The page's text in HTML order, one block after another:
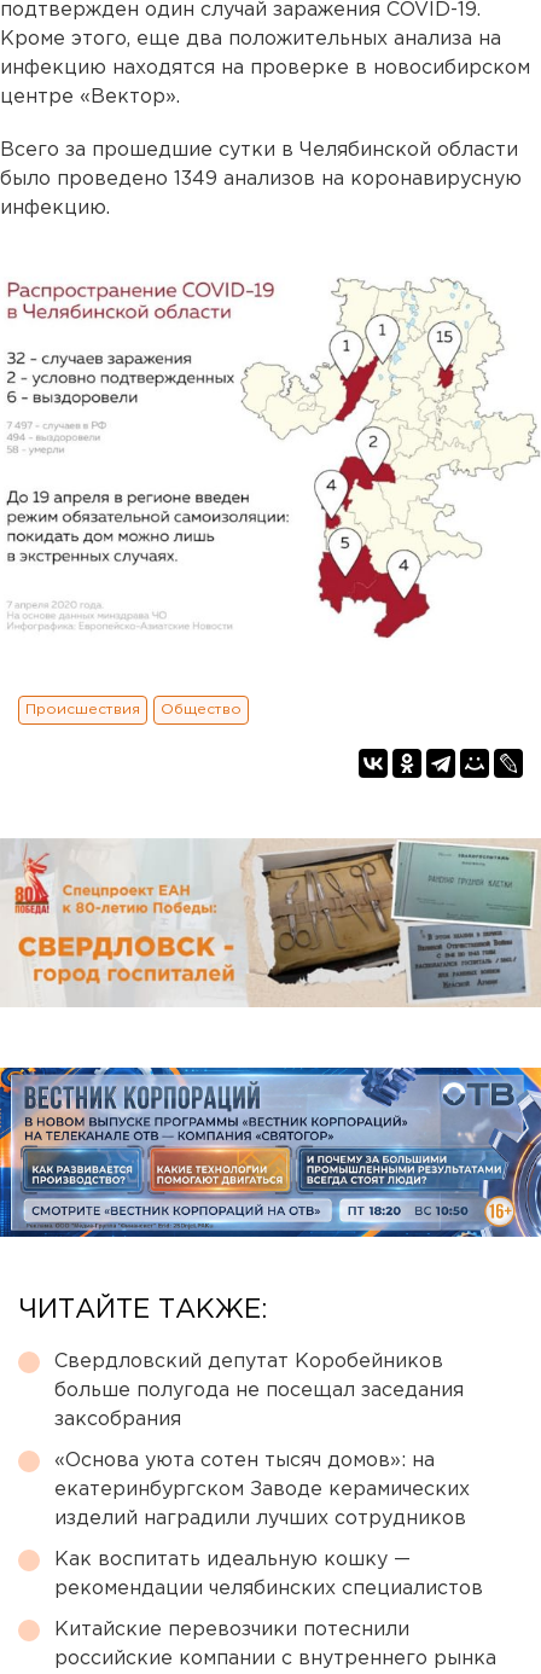
подтвержден один случай заражения COVID-19.
Кроме этого, еще два положительных анализа на
инфекцию находятся на проверке в новосибирском
центре «Вектор».
Всего за прошедшие сутки в Челябинской области
было проведено 1349 анализов на коронавирусную
инфекцию.
Происшествия Общество
ЧИТАЙТЕ ТАКЖЕ:
Свердловский депутат Коробейников
больше полугода не посещал заседания
заксобрания
«Основа уюта сотен тысяч домов»: на
екатеринбургском Заводе керамических
изделий наградили лучших сотрудников
Как воспитать идеальную кошку —
рекомендации челябинских специалистов
Китайские перевозчики потеснили
российские компании с внутреннего рынка